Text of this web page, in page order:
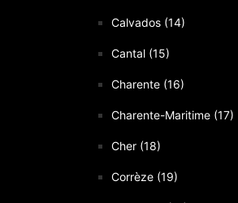
Calvados (14)
Cantal (15)
Charente (16)
Charente-Maritime (17)
Cher (18)
Corrèze (19)